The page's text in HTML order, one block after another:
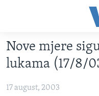
glavni
sadržaj
na
TV PROGRAM
FOTOGRAFIJE DANA
Nove mjere
lukama (17/8/
17 august, 2003